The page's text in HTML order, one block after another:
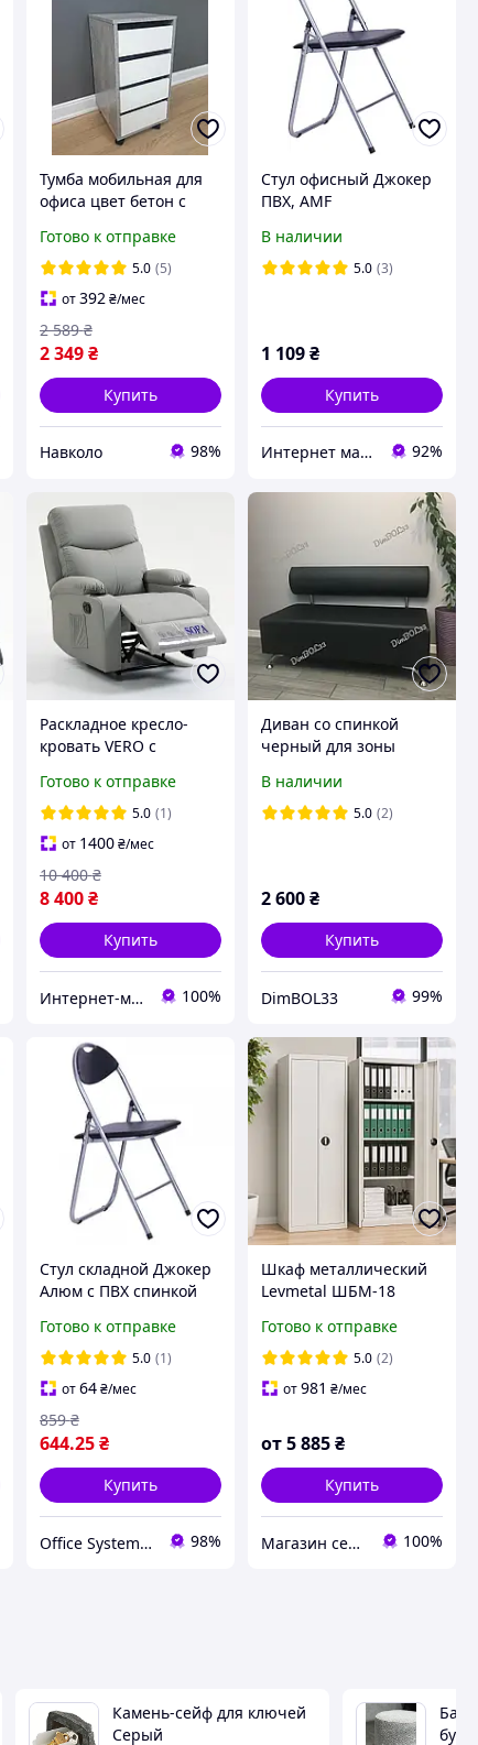
Тумба мобильная для
офиса цвет бетон с
35/70/40
Готово к отправке
5.0 (5)
от392 ₴/мес
2 349 ₴
2 589 ₴
Купить
Навколо 98%
Стул офисный Джокер
ПВХ, AMF
В наличии
5.0 (3)
1 109₴
Купить
Интернет магазин "Кредо-Мебель" 92%
Раскладное кресло-
кровать VERO с
Серый
Готово к отправке
5.0 (1)
от 1400 ₴/мес
8 400 ₴
10 400 ₴
Купить
Интернет-магазин "RevaStore" 100%
Диван со спинкой
черный для зоны
для кухни кафе, офиса
В наличии
5.0 (2)
2 600₴
Купить
DimBOL33 99%
Стул складной Джокер
Алюм с ПВХ спинкой
кейтеринга, улицы,
сада и туризма AMF
Готово к отправке
5.0 (1)
от64 ₴/мес
644.25 ₴
859 ₴
Купить
Office Systems 24 - меблі для всіх! Україна! Підбираємо з любов'ю! 98%
Шкаф металлический
Levmetal ШБМ-18
0,5 мм, шкаф для
офиса, шкаф для
документов
Готово к отправке
5.0 (2)
от981 ₴/мес
от5 885₴
Купить
Магазин сейфов "Safe.net.ua" 100%
Камень-сейф для ключей
Серый